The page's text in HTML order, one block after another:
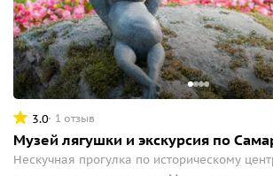
3.0 1 отзыв
Музей лягушки и экскурсия по
Нескучная прогулка по историческому